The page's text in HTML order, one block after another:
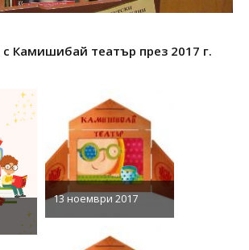
Камишибай театър през 2017 г.
13 ноември 2017